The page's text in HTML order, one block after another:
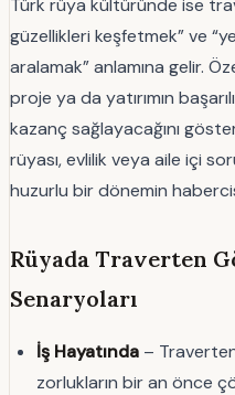
Türk rüya kültüründe ise
güzellikleri keşfetmek” ve
aralamak” anlamına gelir.
proje ya da yatırımın
kazanç sağlayacağını
rüyası, evlilik veya aile içi
huzurlu bir dönemin
Rüyada Traverten
Senaryoları
İş Hayatında – Traverten
zorlukların bir an önce